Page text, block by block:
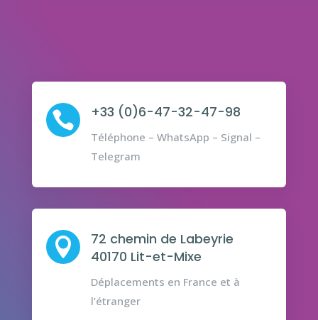
 +33 (0)6-47-32-47-98
Téléphone – WhatsApp – Signal –
Telegram

72 chemin de Labeyrie
40170 Lit-et-Mixe
Déplacements en France et à
l’étranger